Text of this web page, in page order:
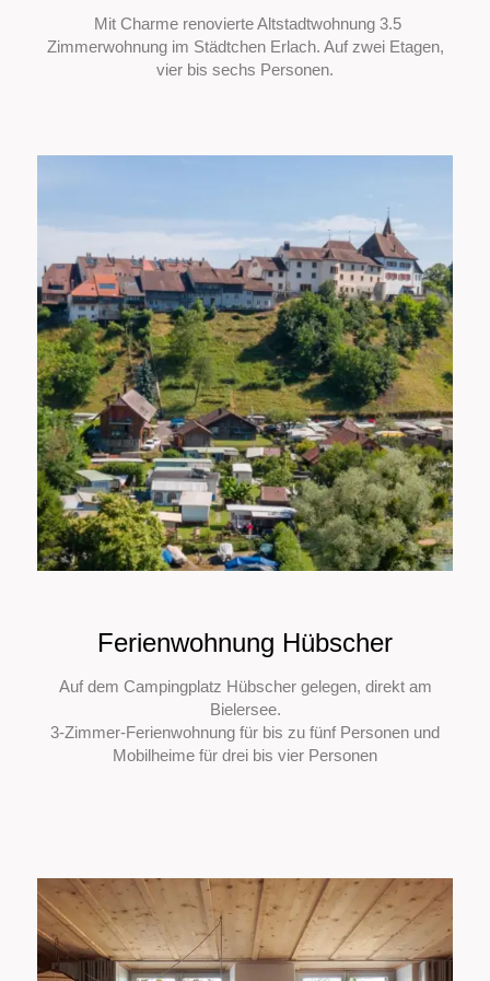
Mit Charme renovierte Altstadtwohnung 3.5
Zimmerwohnung im Städtchen Erlach. Auf zwei Etagen,
vier bis sechs Personen.
Ferienwohnung Hübscher
Auf dem Campingplatz Hübscher gelegen, direkt am
Bielersee.
3-Zimmer-Ferienwohnung für bis zu fünf Personen und
Mobilheime für drei bis vier Personen